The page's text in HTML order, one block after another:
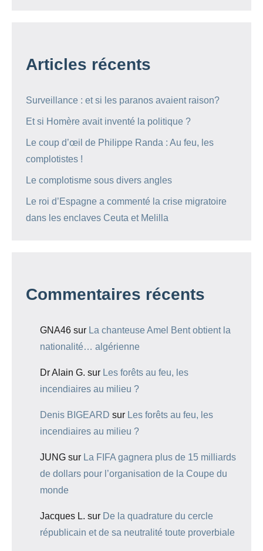
Articles récents
Surveillance : et si les paranos avaient raison?
Et si Homère avait inventé la politique ?
Le coup d’œil de Philippe Randa : Au feu, les
complotistes !
Le complotisme sous divers angles
Le roi d’Espagne a commenté la crise migratoire
dans les enclaves Ceuta et Melilla
Commentaires récents
GNA46 sur La chanteuse Amel Bent obtient la
nationalité… algérienne
Dr Alain G. sur Les forêts au feu, les
incendiaires au milieu ?
Denis BIGEARD sur Les forêts au feu, les
incendiaires au milieu ?
JUNG sur La FIFA gagnera plus de 15 milliards
de dollars pour l’organisation de la Coupe du
monde
Jacques L. sur De la quadrature du cercle
républicain et de sa neutralité toute proverbiale